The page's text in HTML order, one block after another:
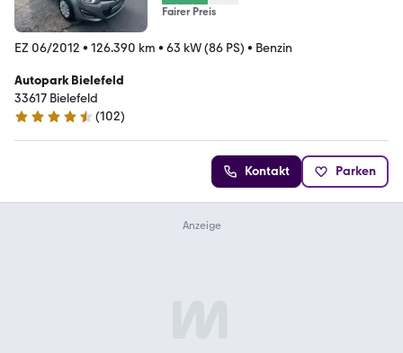
Fairer Preis
EZ 06/2012 • 126.390 km • 63 kW (86 PS) • Benzin
Autopark Bielefeld
33617 Bielefeld
4.6 Sterne
(102)
Kontakt Parken